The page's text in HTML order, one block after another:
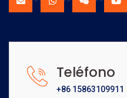
Teléfono
+86 15863109911